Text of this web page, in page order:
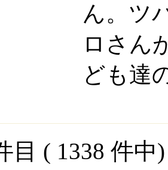
ん。ツ
ロさん
ども達
目 ( 1338 件